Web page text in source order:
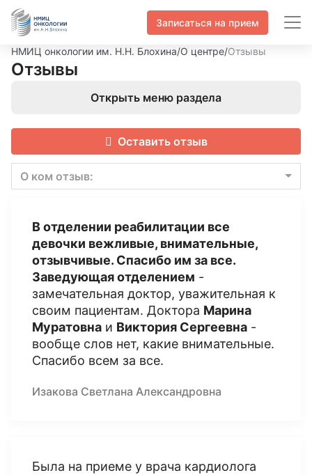
Записаться на прием
НМИЦ онкологии им. Н.Н. Блохина/О центре/Отзывы
Отзывы
Открыть меню раздела
Оставить отзыв
О ком отзыв:
В отделении реабилитации все
девочки вежливые, внимательные,
отзывчивые. Спасибо им за все.
Заведующая отделением -
замечательная доктор, уважительная к
своим пациентам. Доктора Марина
Муратовна и Виктория Сергеевна -
вообще слов нет, какие внимательные.
Спасибо всем за все.
Изакова Светлана Александровна
Была на приеме у врача кардиолога